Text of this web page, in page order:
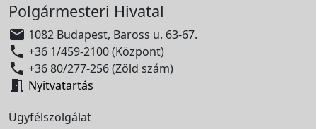
Polgármesteri Hivatal
 1082 Budapest, Baross u. 63-67.
 +36 1/459-2100 (Központ)
 +36 80/277-256 (Zöld szám)
 Nyitvatartás
Ügyfélszolgálat